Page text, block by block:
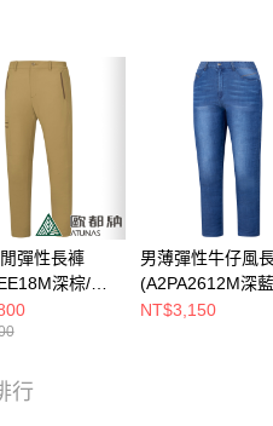
彈性長褲
深棕/機
性褲/竹炭紗/
男薄彈性牛仔風
(A2PA2612M深
仔長褲/彈性長褲/
NT$3,150
行